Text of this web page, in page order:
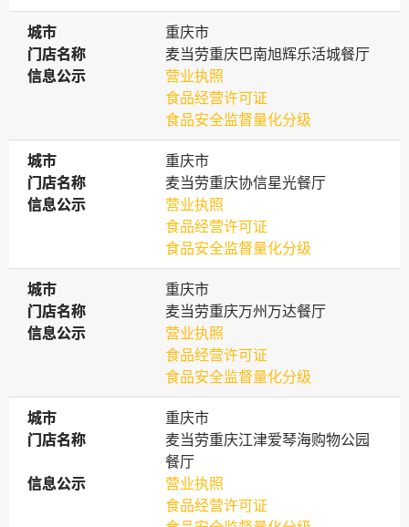
城市
城市
重庆市
门店名称
门店名称
麦当劳重庆巴南旭辉乐活城餐厅
信息公示
信息公示
营业执照
食品经营许可证
食品安全监督量化分级
城市
城市
重庆市
门店名称
门店名称
麦当劳重庆协信星光餐厅
信息公示
信息公示
营业执照
食品经营许可证
食品安全监督量化分级
城市
城市
重庆市
门店名称
门店名称
麦当劳重庆万州万达餐厅
信息公示
信息公示
营业执照
食品经营许可证
食品安全监督量化分级
城市
城市
重庆市
门店名称
门店名称
麦当劳重庆江津爱琴海购物公园
餐厅
信息公示
信息公示
营业执照
食品经营许可证